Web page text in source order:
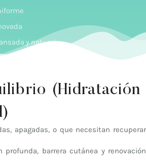
y natural
(Hidratación
apagadas, o que necesitan recuperar
profunda, barrera cutánea y renovación